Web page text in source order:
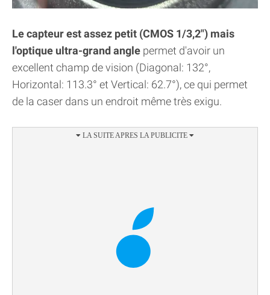
Le capteur est assez petit (CMOS 1/3,2") mais
l'optique ultra-grand angle permet d'avoir un
excellent champ de vision (Diagonal: 132°,
Horizontal: 113.3° et Vertical: 62.7°), ce qui permet
de la caser dans un endroit même très exigu.